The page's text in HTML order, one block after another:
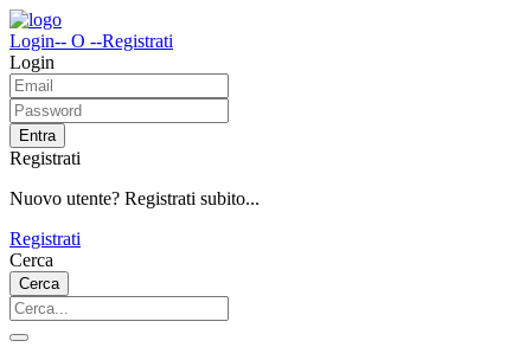
Login-- O --Registrati
Login
Entra
Registrati
Nuovo utente? Registrati subito...
Registrati
Cerca
Cerca